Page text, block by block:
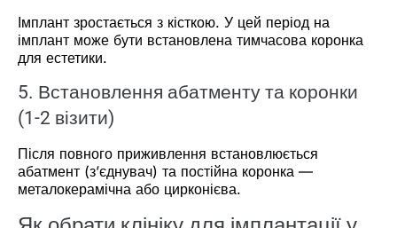
Імплант зростається з кісткою. У цей період на
імплант може бути встановлена тимчасова коронка
для естетики.
5. Встановлення абатменту та коронки
(1-2 візити)
Після повного приживлення встановлюється
абатмент (з’єднувач) та постійна коронка —
металокерамічна або цирконієва.